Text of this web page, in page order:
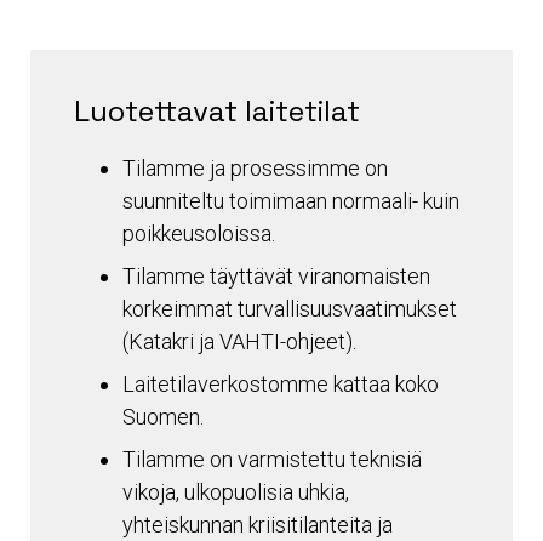
Luotettavat laitetilat
Tilamme ja prosessimme on
suunniteltu toimimaan normaali- kuin
poikkeusoloissa.
Tilamme täyttävät viranomaisten
korkeimmat turvallisuusvaatimukset
(Katakri ja VAHTI-ohjeet).
Laitetilaverkostomme kattaa koko
Suomen.
Tilamme on varmistettu teknisiä
vikoja, ulkopuolisia uhkia,
yhteiskunnan kriisitilanteita ja